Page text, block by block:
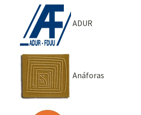
ADUR
Anáforas